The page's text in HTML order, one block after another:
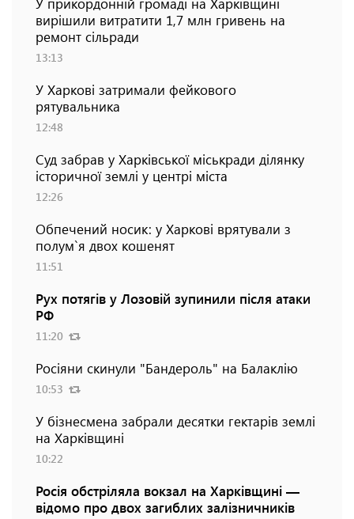
вирішили витратити 1,7 млн гривень на
ремонт сільради
13:13
У Харкові затримали фейкового
рятувальника
12:48
Суд забрав у Харківської міськради ділянку
історичної землі у центрі міста
12:26
Обпечений носик: у Харкові врятували з
полум`я двох кошенят
11:51
Рух потягів у Лозовій зупинили після атаки
РФ
11:20
Росіяни скинули "Бандероль" на Балаклію
10:53
У бізнесмена забрали десятки гектарів землі
на Харківщині
10:22
Росія обстріляла вокзал на Харківщині —
відомо про двох загиблих залізничників